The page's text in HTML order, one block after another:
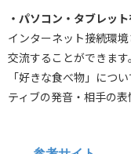
・パソコン・タブレッ
インターネット接続環
交流することができます
「好きな食べ物」につ
ティブの発音・相手の表